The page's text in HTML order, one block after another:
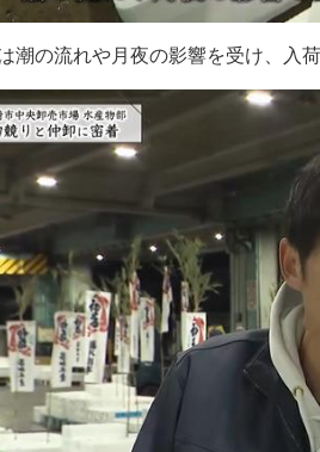
潮の流れや月夜の影響を受け、入